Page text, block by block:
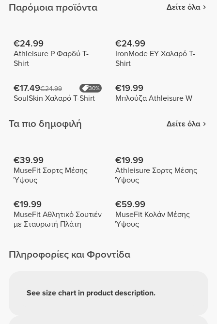
Παρόμοια προϊόντα Δείτε όλα
€24.99
Athleisure P Φαρδύ T-
Shirt
€24.99
IronMode EY Χαλαρό T-
Shirt
€17.49€24.99 30%
SoulSkin Χαλαρό T-Shirt
€19.99
Μπλούζα Athleisure W
Τα πιο δημοφιλή Δείτε όλα
€39.99
MuseFit Σορτς Μέσης
Ύψους
€19.99
Athleisure Σορτς Μέσης
Ύψους
€19.99
MuseFit Αθλητικό Σουτιέν
με Σταυρωτή Πλάτη
€59.99
MuseFit Κολάν Μέσης
Ύψους
Πληροφορίες και Φροντίδα
See size chart in product description.